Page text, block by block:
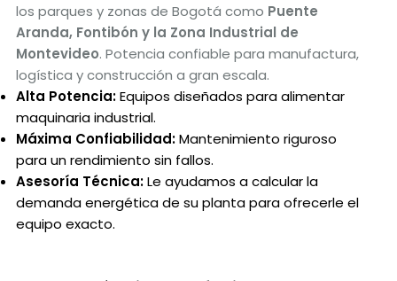
los parques y zonas de Bogotá como Puente
Aranda, Fontibón y la Zona Industrial de
Montevideo. Potencia confiable para manufactura,
logística y construcción a gran escala.
Alta Potencia:Equipos diseñados para alimentar
maquinaria industrial.
Máxima Confiabilidad:Mantenimiento riguroso
para un rendimiento sin fallos.
Asesoría Técnica:Le ayudamos a calcular la
demanda energética de su planta para ofrecerle el
equipo exacto.